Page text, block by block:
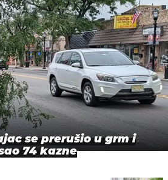
se prerušio u grm i
74 kazne